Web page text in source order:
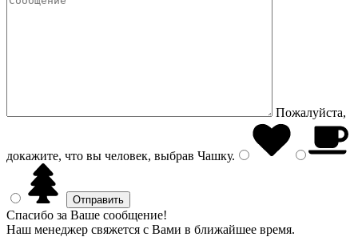
Пожалуйста,
докажите, что вы человек, выбрав Чашку.
Спасибо за Ваше сообщение!
Наш менеджер свяжется с Вами в ближайшее время.